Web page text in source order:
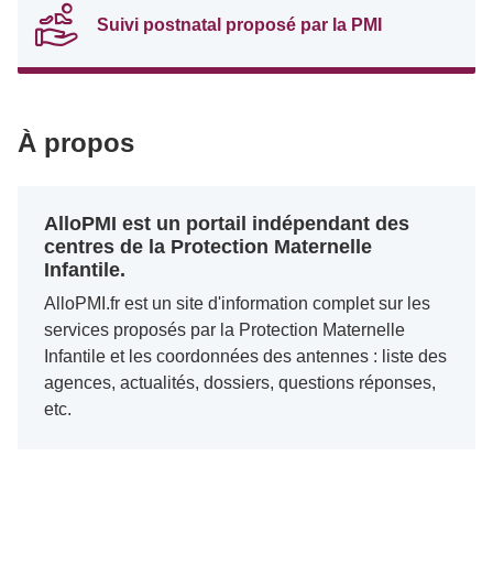
Suivi postnatal proposé par la PMI
À propos
AlloPMI est un portail indépendant des
centres de la Protection Maternelle
Infantile.
AlloPMI.fr est un site d'information complet sur les
services proposés par la Protection Maternelle
Infantile et les coordonnées des antennes : liste des
agences, actualités, dossiers, questions réponses,
etc.